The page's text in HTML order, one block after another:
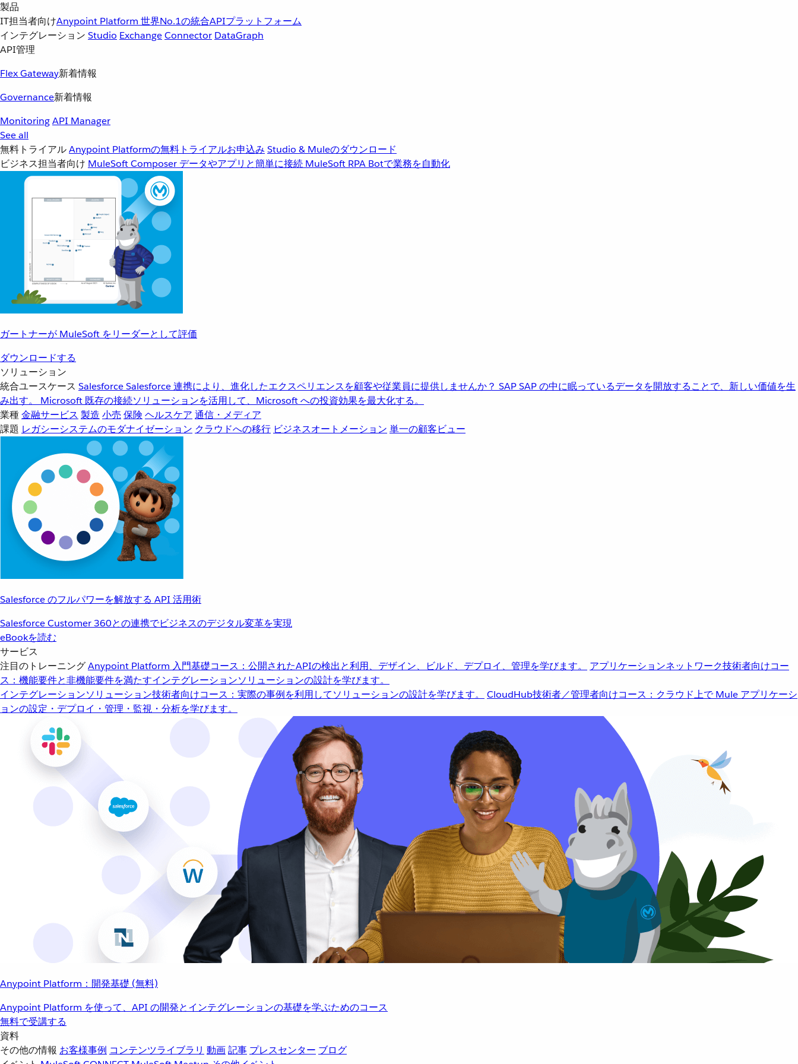
製品
IT担当者向けAnypoint Platform 世界No.1の統合APIプラットフォーム
インテグレーション Studio ExchangeConnector DataGraph
API管理
Flex Gateway新着情報
Governance新着情報
MonitoringAPI Manager
See all
無料トライアルAnypoint Platformの無料トライアルお申込み Studio & Muleのダウンロード
ビジネス担当者向け MuleSoft Composer データやアプリと簡単に接続 MuleSoft RPA Botで業務を自動化
ガートナーが MuleSoft をリーダーとして評価
ダウンロードする
ソリューション
統合ユースケース SalesforceSalesforce 連携により、進化したエクスペリエンスを顧客や従業員に提供しませんか？ SAPSAP の中に眠っているデータを開放することで、新しい価値を生
み出す。
Microsoft 既存の接続ソリューションを活用して、Microsoft への投資効果を最大化する。
業種金融サービス 製造 小売 保険 ヘルスケア 通信・メディア
課題 レガシーシステムのモダナイゼーション クラウドへの移行 ビジネスオートメーション 単一の顧客ビュー
Salesforce のフルパワーを解放する API 活用術
Salesforce Customer 360との連携でビジネスのデジタル変革を実現
eBookを読む
サービス
注目のトレーニングAnypoint Platform 入門基礎コース：公開されたAPIの検出と利用、デザイン、ビルド、デプロイ、管理を学びます。 アプリケーションネットワーク技術者向けコー
ス：機能要件と非機能要件を満たすインテグレーションソリューションの設計を学びます。
インテグレーションソリューション技術者向けコース：実際の事例を利用してソリューションの設計を学びます。 CloudHub技術者／管理者向けコース：クラウド上で Mule アプリケーシ
ョンの設定・デプロイ・管理・監視・分析を学びます。
Anypoint Platform：開発基礎 (無料)
Anypoint Platform を使って、API の開発とインテグレーションの基礎を学ぶためのコース
無料で受講する
資料
その他の情報 お客様事例 コンテンツライブラリ 動画記事 プレスセンター ブログ